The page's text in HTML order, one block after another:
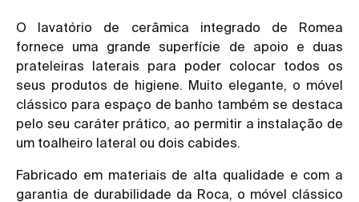
O lavatório de cerâmica integrado de Romea
fornece uma grande superfície de apoio e duas
prateleiras laterais para poder colocar todos os
seus produtos de higiene. Muito elegante, o móvel
clássico para espaço de banho também se destaca
pelo seu caráter prático, ao permitir a instalação de
um toalheiro lateral ou dois cabides.
Fabricado em materiais de alta qualidade e com a
garantia de durabilidade da Roca, o móvel clássico